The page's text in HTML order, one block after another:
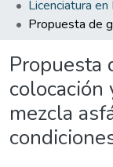
Propuesta
colocación
mezcla